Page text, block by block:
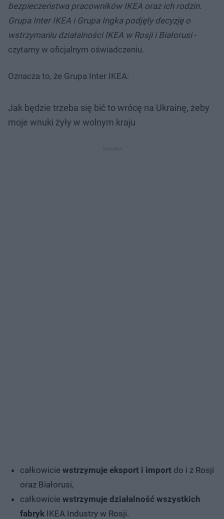
bezpieczeństwa pracowników IKEA oraz ich rodzin.
Grupa Inter IKEA i Grupa Ingka podjęły decyzję o
wstrzymaniu działalności IKEA w Rosji i Białorusi-
czytamy w oficjalnym oświadczeniu.
Oznacza to, że Grupa Inter IKEA:
Jak będzie trzeba się bić to wrócę na Ukrainę, żeby
moje wnuki żyły w wolnym kraju
całkowicie wstrzymuje eksport i import do i z Rosji
oraz Białorusi,
całkowicie wstrzymuje działalność wszystkich
fabryk IKEA Industry w Rosji.